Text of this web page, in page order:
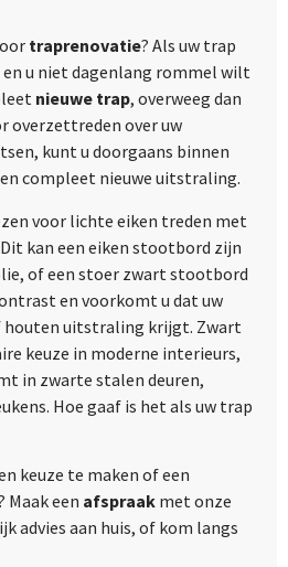
traprenovatie? Als uw trap
en u niet dagenlang rommel wilt
nieuwe trap, overweeg dan
overzettreden over uw
kunt u doorgaans binnen
compleet nieuwe uitstraling.
voor lichte eiken treden met
kan een eiken stootbord zijn
of een stoer zwart stootbord
en voorkomt u dat uw
houten uitstraling krijgt. Zwart
keuze in moderne interieurs,
in zwarte stalen deuren,
Hoe gaaf is het als uw trap
keuze te maken of een
een afspraak met onze
advies aan huis, of kom langs